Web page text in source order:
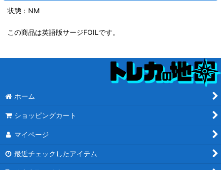
状態：NM
この商品は英語版サージFOILです。
ホーム
ショッピングカート
マイページ
最近チェックしたアイテム